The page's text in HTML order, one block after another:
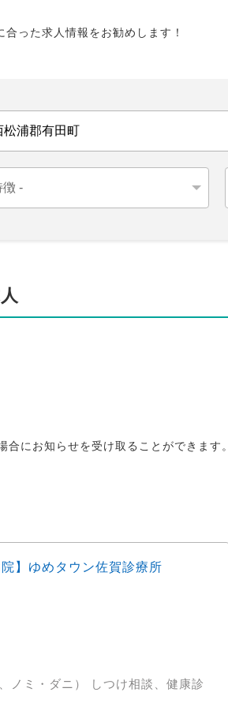
った求人情報をお勧めします！
にお知らせを受け取ることができます。
】ゆめタウン佐賀診療所
つけ相談、健康診